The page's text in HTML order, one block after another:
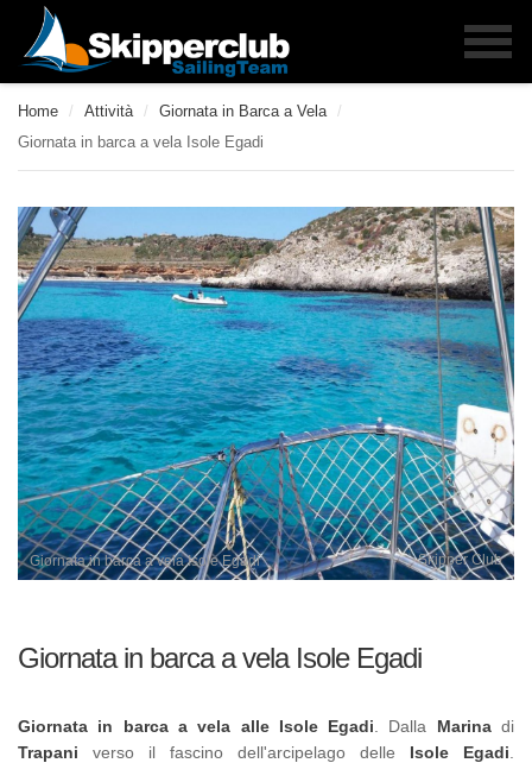
Home / Attività / Giornata in Barca a Vela /
Giornata in barca a vela Isole Egadi
Giornata in barca a vela Isole Egadi Skipper Club
Giornata in barca a vela Isole Egadi
Giornata in barca a vela alle Isole Egadi . Dalla Marinadi
Trapani verso il fascino dell'arcipelago delle Isole Egadi